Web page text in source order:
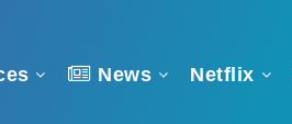
News Netflix